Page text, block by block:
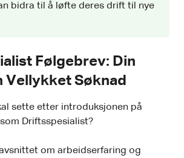
bidra til å løfte deres drift til nye
Følgebrev: Din
Vellykket Søknad
sette etter introduksjonen på
Driftsspesialist?
om arbeidserfaring og